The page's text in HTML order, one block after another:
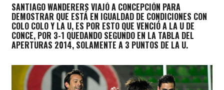
SANTIAGO WANDERERS VIAJÓ A CONCEPCIÓN PARA
DEMOSTRAR QUE ESTÁ EN IGUALDAD DE CONDICIONES CON
COLO COLO Y LA U, ES POR ESTO QUE VENCIÓ A LA U DE
CONCE, POR 3-1 QUEDANDO SEGUNDO EN LA TABLA DEL
APERTURAS 2014, SOLAMENTE A 3 PUNTOS DE LA U.